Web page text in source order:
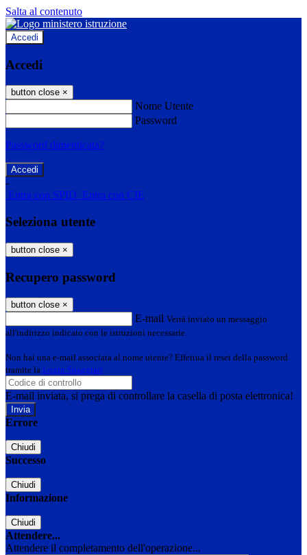
Salta al contenuto
Accedi
Accedi
button close ×
Nome Utente
Password
Password dimenticata?
-
Entra con SPID Entra con CIE
Seleziona utente
button close ×
Recupero password
button close ×
E-mail Verrà inviato un messaggio
all'indirizzo indicato con le istruzioni necessarie.
Non hai una e-mail associata al nome utente? Effettua il reset della password
tramite la Login Spaggiari
E-mail inviata, si prega di controllare la casella di posta elettronica!
Errore
Chiudi
Successo
Chiudi
Informazione
Chiudi
Attendere...
Attendere il completamento dell'operazione...